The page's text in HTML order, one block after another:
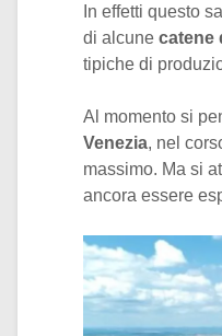
In effetti questo
di alcune catene
tipiche di
Al momento si
Venezia, nel
massimo. Ma si
ancora essere